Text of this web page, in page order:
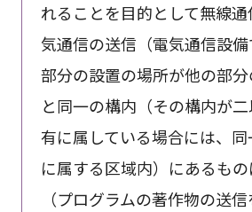
れることを目的として無線
気通信の送信（電気通信設
部分の設置の場所が他の部
と同一の構内（その構内が
有に属している場合には、
に属する区域内）にあるも
（プログラムの著作物の送